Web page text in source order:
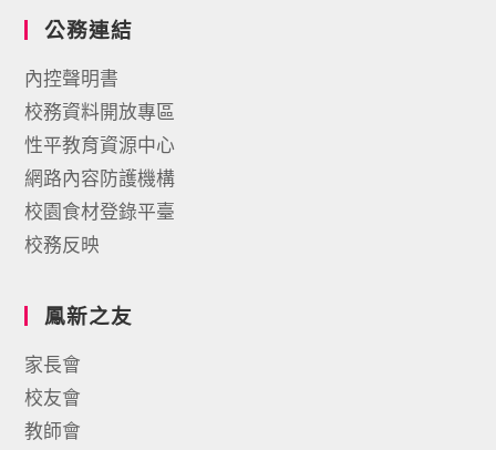
公務連結
內控聲明書
校務資料開放專區
性平教育資源中心
網路內容防護機構
校園食材登錄平臺
校務反映
鳳新之友
家長會
校友會
教師會